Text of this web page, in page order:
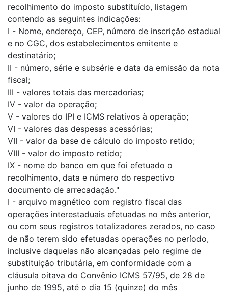
recolhimento do imposto substituído, listagem
contendo as seguintes indicações:
I - Nome, endereço, CEP, número de inscrição estadual
e no CGC, dos estabelecimentos emitente e
destinatário;
II - número, série e subsérie e data da emissão da nota
fiscal;
III - valores totais das mercadorias;
IV - valor da operação;
V - valores do IPI e ICMS relativos à operação;
VI - valores das despesas acessórias;
VII - valor da base de cálculo do imposto retido;
VIII - valor do imposto retido;
IX - nome do banco em que foi efetuado o
recolhimento, data e número do respectivo
documento de arrecadação."
I - arquivo magnético com registro fiscal das
operações interestaduais efetuadas no mês anterior,
ou com seus registros totalizadores zerados, no caso
de não terem sido efetuadas operações no período,
inclusive daquelas não alcançadas pelo regime de
substituição tributária, em conformidade com a
cláusula oitava do Convênio ICMS 57/95, de 28 de
junho de 1995, até o dia 15 (quinze) do mês